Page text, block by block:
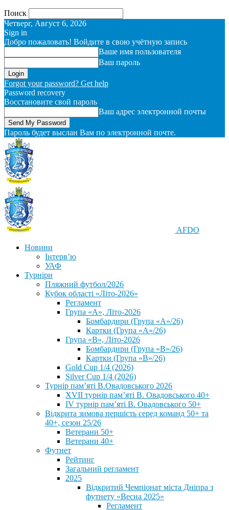
Поиск
Четверг, Август 6, 2026
Sign in
Добро пожаловать! Войдите в свою учётную запись
Ваше имя пользователя
Ваш пароль
Forgot your password? Get help
Password recovery
Восстановите свой пароль
Ваш адрес электронной почты
Пароль будет выслан Вам по электронной почте.
AFDO
Новини
Інтерв’ю
УАФ
Турніри
Пляжний футбол/2026
Кубок області «Літо-2026»
Регламент
Група «А», Літо-2026
Бомбардири (Група «А»/26)
Картки (Група «А»/26)
Група «В», Літо-2026
Бомбардири (Група «В»/26)
Картки (Група «В»/26)
Gold Cup 1/4 (2026)
Silver Cup 1/4 (2026)
Турнір пам’яті В.Овадовського 2026
XVII турнір пам’яті В. Овадовського 40+
IV турнір пам’яті В. Овадовського 50+
Відкрита зимова першість серед команд 50+ та
40+, сезон 25/26
Ветерани 50+
Ветерани 40+
Футнет
Рейтинг
Загальний регламент
2025
Відкритий Чемпіонат міста Дніпра з
футнету «Весна 2025»
Регламент